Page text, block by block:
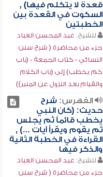
قعدة لا يتكلم فيها) ,
السكوت في القعدة بين
الخطبتين
للشيخ: عبد المحسن العباد
جزء من محاضرة ( شرح سنن
النسائي - كتاب الجمعة - (باب
كم يخطب) إلى (باب الكلام
والقيام بعد النزول عن المنبر))
الفهرس: شرح
حديث: (كان النبي
يخطب قائماً ثم يجلس
ثم يقوم ويقرأ آيات ...) ,
القراءة في الخطبة الثانية
والذكر فيها
للشيخ: عبد المحسن العباد
جزء من محاضرة ( شرح سنن